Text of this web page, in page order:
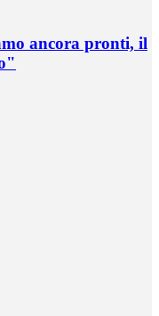
ancora pronti, il